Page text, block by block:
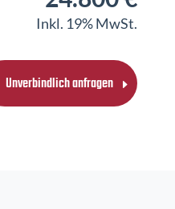
Inkl. 19% MwSt.
Unverbindlich anfragen